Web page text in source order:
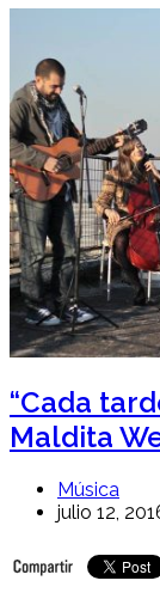
“Cada
Maldita
Música
julio 12,